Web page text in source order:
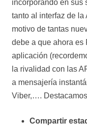
incorporando en sus
tanto al interfaz de la
motivo de tantas
debe a que ahora es
aplicación
la rivalidad con las
a mensajería
Viber,….
Compartir